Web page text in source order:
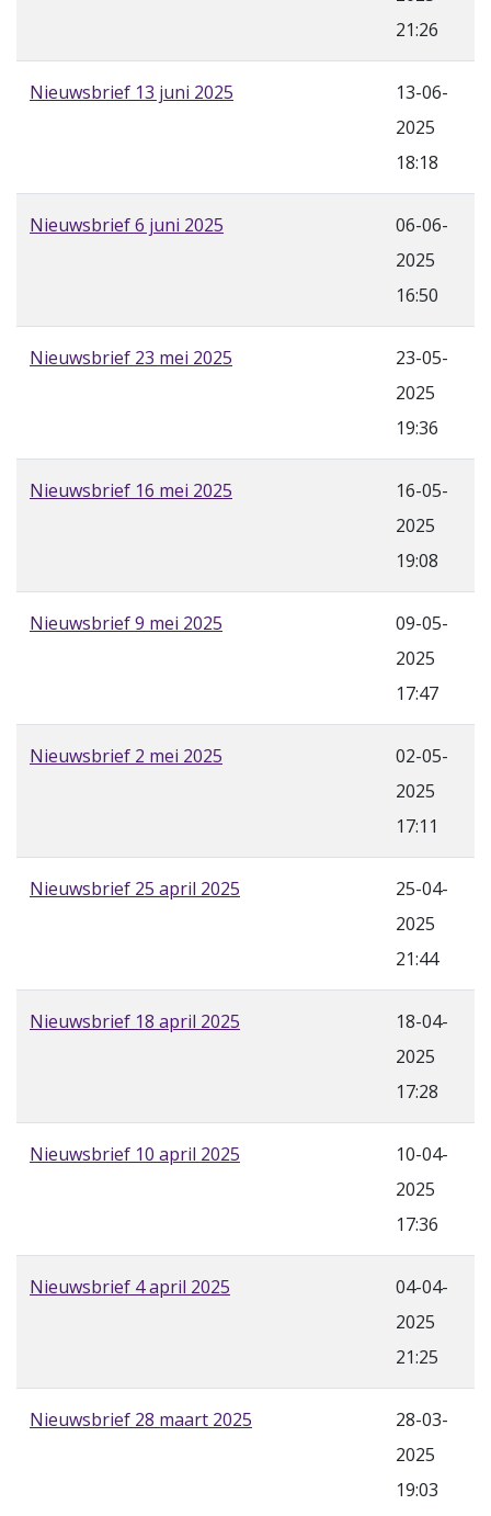
21:26
Nieuwsbrief 13 juni 2025
13-06-
2025
18:18
Nieuwsbrief 6 juni 2025
06-06-
2025
16:50
Nieuwsbrief 23 mei 2025
23-05-
2025
19:36
Nieuwsbrief 16 mei 2025
16-05-
2025
19:08
Nieuwsbrief 9 mei 2025
09-05-
2025
17:47
Nieuwsbrief 2 mei 2025
02-05-
2025
17:11
Nieuwsbrief 25 april 2025
25-04-
2025
21:44
Nieuwsbrief 18 april 2025
18-04-
2025
17:28
Nieuwsbrief 10 april 2025
10-04-
2025
17:36
Nieuwsbrief 4 april 2025
04-04-
2025
21:25
Nieuwsbrief 28 maart 2025
28-03-
2025
19:03